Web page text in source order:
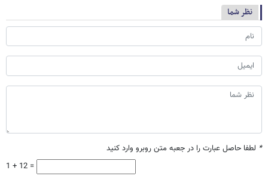
نظر شما
* لطفا حاصل عبارت را در جعبه متن روبرو وارد کنید
1 + 12 =